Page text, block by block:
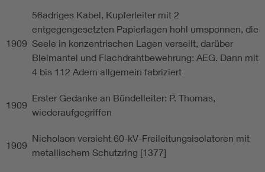
1909
56adriges Kabel, Kupferleiter mit 2
entgegengesetzten Papierlagen hohl umsponnen, die
Seele in konzentrischen Lagen verseilt, darüber
Bleimantel und Flachdrahtbewehrung: AEG. Dann mit
4 bis 112 Adern allgemein fabriziert
1909
Erster Gedanke an Bündelleiter: P. Thomas,
wiederaufgegriffen
1909
Nicholson versieht 60-kV-Freileitungsisolatoren mit
metallischem Schutzring [1377]